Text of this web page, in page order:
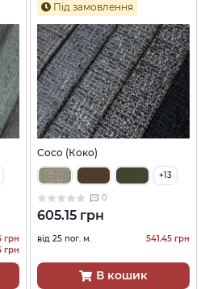
грн
грн
Під замовлення
Coco (Коко)
+13
0
605.15 грн
від 25 пог. м. 541.45 грн
В кошик